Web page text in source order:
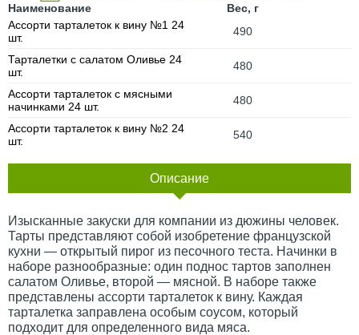
Наименование
Вес, г
Ассорти тарталеток к вину №1 24
шт.
490
Тарталетки с салатом Оливье 24
шт.
480
Ассорти тарталеток с мясными
начинками 24 шт.
480
Ассорти тарталеток к вину №2 24
шт.
540
Описание
Изысканные закуски для компании из дюжины человек.
Тарты представляют собой изобретение французской
кухни — открытый пирог из песочного теста. Начинки в
наборе разнообразные: один поднос тартов заполнен
салатом Оливье, второй — мясной. В наборе также
представлены ассорти тарталеток к вину. Каждая
тарталетка заправлена особым соусом, который
подходит для определенного вида мяса.